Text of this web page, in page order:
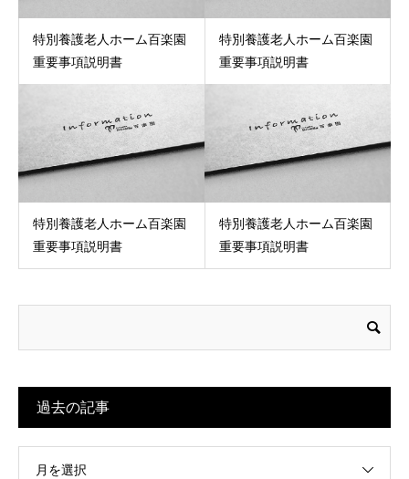
特別養護老人ホーム百楽園
重要事項説明書
特別養護老人ホーム百楽園
重要事項説明書
特別養護老人ホーム百楽園
重要事項説明書
特別養護老人ホーム百楽園
重要事項説明書
過去の記事
月を選択